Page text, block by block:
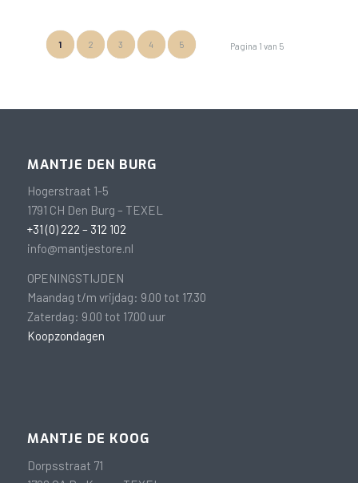
Pagina 1 van 5
1 2 3 4 5
MANTJE DEN BURG
Hogerstraat 1-5
1791 CH Den Burg – TEXEL
+31 (0) 222 – 312 102
info@mantjestore.nl
OPENINGSTIJDEN
Maandag t/m vrijdag: 9.00 tot 17.30
Zaterdag: 9.00 tot 17.00 uur
Koopzondagen
MANTJE DE KOOG
Dorpsstraat 71